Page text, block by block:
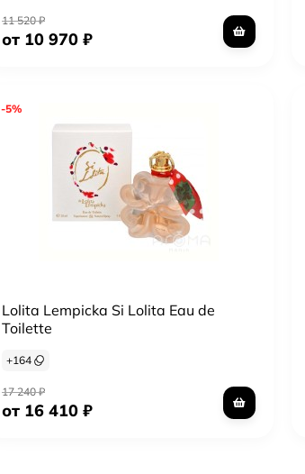
11 520₽
от 10 970 ₽
-5%
Lolita Lempicka Si Lolita Eau de
Toilette
+164
17 240₽
от 16 410 ₽